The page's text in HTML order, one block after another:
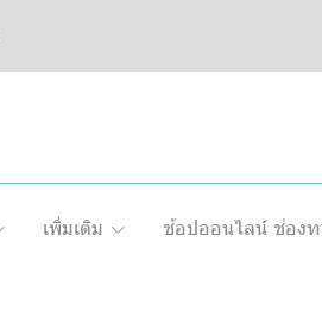
เพิ่มเติม ช้อปออนไลน์ ช่องท